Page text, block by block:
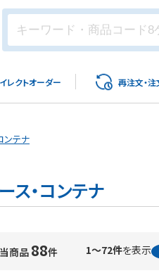
レクトオーダー 再注文・注
ンテナ
ス・コンテナ
商品 88件 1～72件を表示